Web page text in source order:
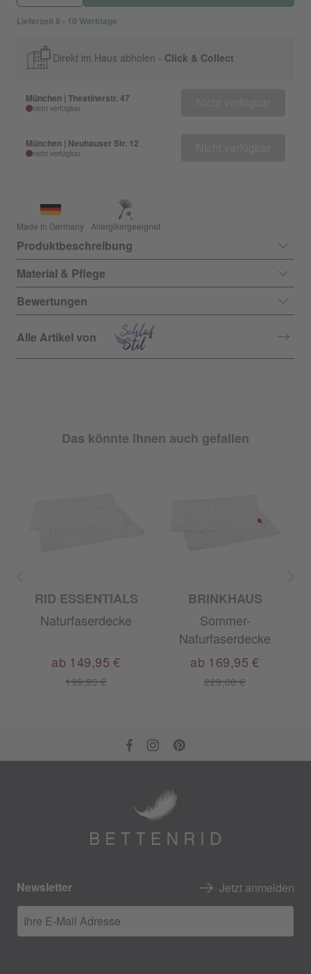
Lieferzeit 8 - 10 Werktage
Direkt im Haus abholen - Click & Collect
München | Theatinerstr. 47
nicht verfügbar
München | Neuhauser Str. 12
nicht verfügbar
Made in Germany Allergikergeeignet
Produktbeschreibung
Material & Pflege
Bewertungen
Alle Artikel von
Das könnte Ihnen auch gefallen
RID ESSENTIALS
Naturfaserdecke
199,95 €
ab 149,95 €
BRINKHAUS
Sommer-
Naturfaserdecke
229,00 €
ab 169,95 €
Newsletter Jetzt anmelden
Ihre E-Mail Adresse